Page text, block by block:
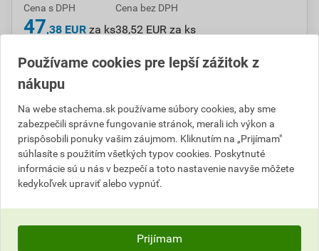
Cena s DPH
47,38 EUR za ks
Cena bez DPH
38,52 EUR za ks
ks Do košíka
Do košíku pridáte1 ksza47,38EURs DPH
(38,52EURbez DPH).
Číslo položky: C102038
Katalógový kód: ZHYJ5
VýrobcaStachema
Používame cookies pre lepší zážitok z
nákupu
Na webe stachema.sk používame súbory cookies, aby sme
zabezpečili správne fungovanie stránok, merali ich výkon a
prispôsobili ponuky vašim záujmom. Kliknutím na „Prijímam"
súhlasíte s použitím všetkých typov cookies. Poskytnuté
informácie sú u nás v bezpečí a toto nastavenie navyše môžete
kedykoľvek upraviť alebo vypnúť.
Prijímam